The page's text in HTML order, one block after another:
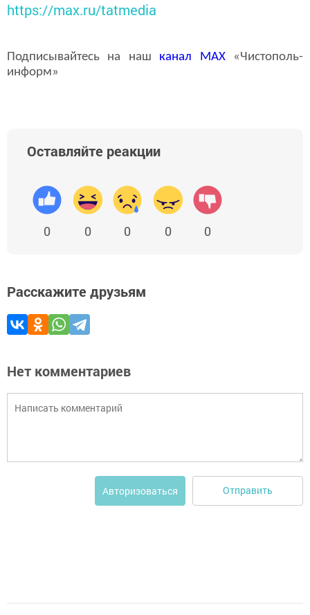
https://max.ru/tatmedia
Подписывайтесь на наш канал MAX«Чистополь-
информ»
Оставляйте реакции
0 0 0 0 0
Расскажите друзьям
Нет комментариев
Авторизоваться Отправить